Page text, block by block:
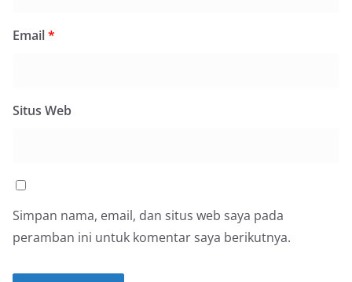
Email*
Situs Web
Simpan nama, email, dan situs web saya pada
peramban ini untuk komentar saya berikutnya.